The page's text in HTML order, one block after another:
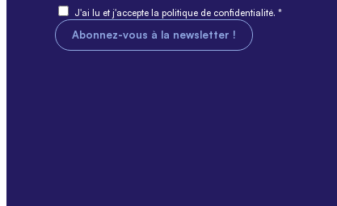
Consentement
J'ai lu et j'accepte la politique de confidentialité. *